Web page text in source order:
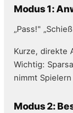
Modus 1:
„Pass!"
Kurze, direkte
Wichtig:
nimmt
Modus 2: